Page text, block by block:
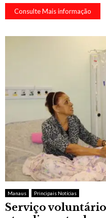
Consulte Mais informação
Manaus Principais Notícias
Serviço